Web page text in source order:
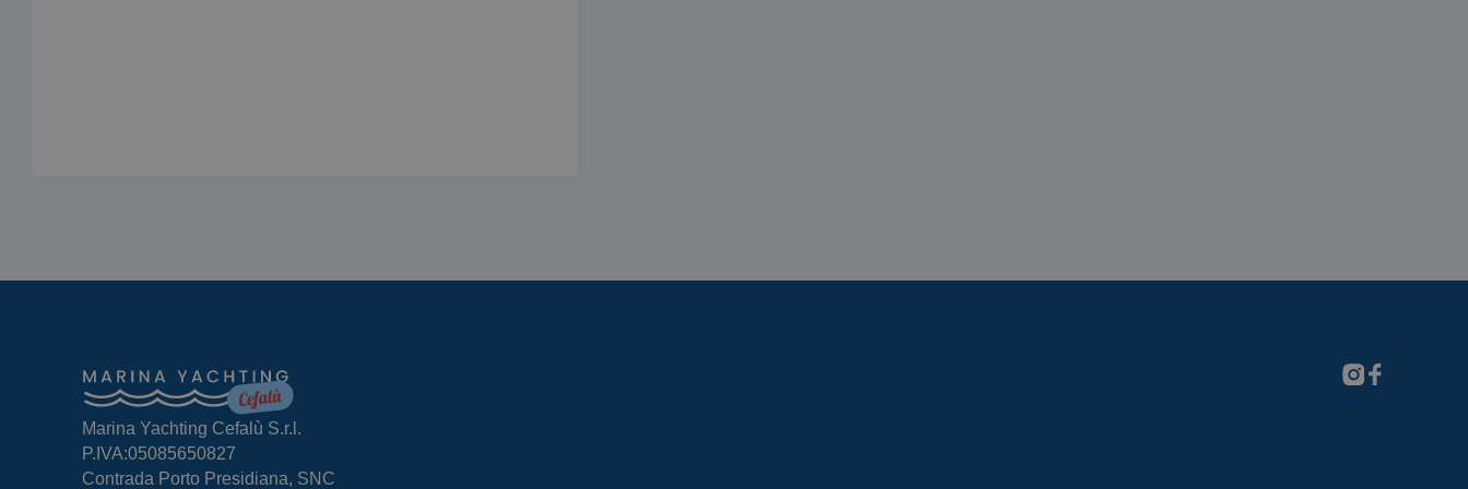
Marina Yachting Cefalù S.r.l.
P.IVA:05085650827
Contrada Porto Presidiana, SNC